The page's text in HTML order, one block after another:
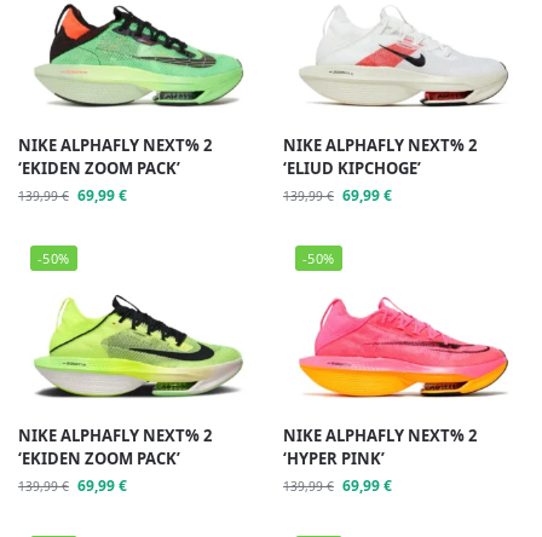
NIKE ALPHAFLY NEXT% 2
‘EKIDEN ZOOM PACK’
139,99€ 69,99€
NIKE ALPHAFLY NEXT% 2
‘ELIUD KIPCHOGE’
139,99€ 69,99€
-50%
NIKE ALPHAFLY NEXT% 2
‘EKIDEN ZOOM PACK’
139,99€ 69,99€
-50%
NIKE ALPHAFLY NEXT% 2
‘HYPER PINK’
139,99€ 69,99€